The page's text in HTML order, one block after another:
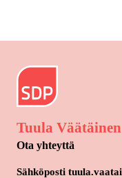
Tuula Väätäinen
Ota yhteyttä
Sähköposti